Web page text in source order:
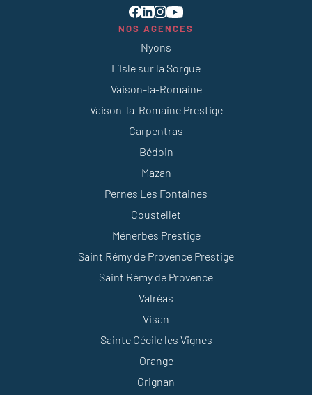
NOS AGENCES
Nyons
L’Isle sur la Sorgue
Vaison-la-Romaine
Vaison-la-Romaine Prestige
Carpentras
Bédoin
Mazan
Pernes Les Fontaines
Coustellet
Ménerbes Prestige
Saint Rémy de Provence Prestige
Saint Rémy de Provence
Valréas
Visan
Sainte Cécile les Vignes
Orange
Grignan